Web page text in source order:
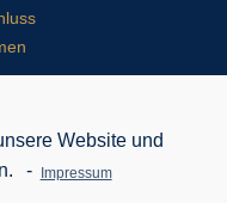
Website und
- Impressum